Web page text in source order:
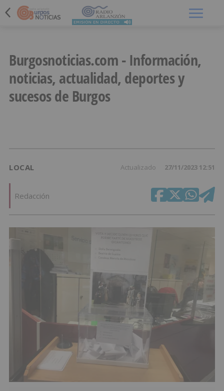
Burgosnoticias.com - Información,
noticias, actualidad, deportes y
sucesos de Burgos
LOCAL Actualizado 27/11/2023 12:51
Redacción